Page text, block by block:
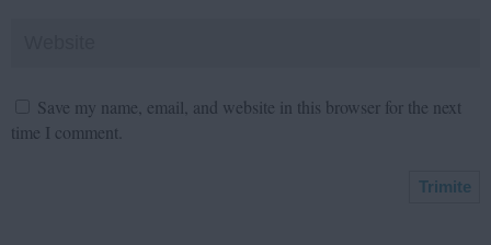
Save my name, email, and website in this browser for the next
time I comment.